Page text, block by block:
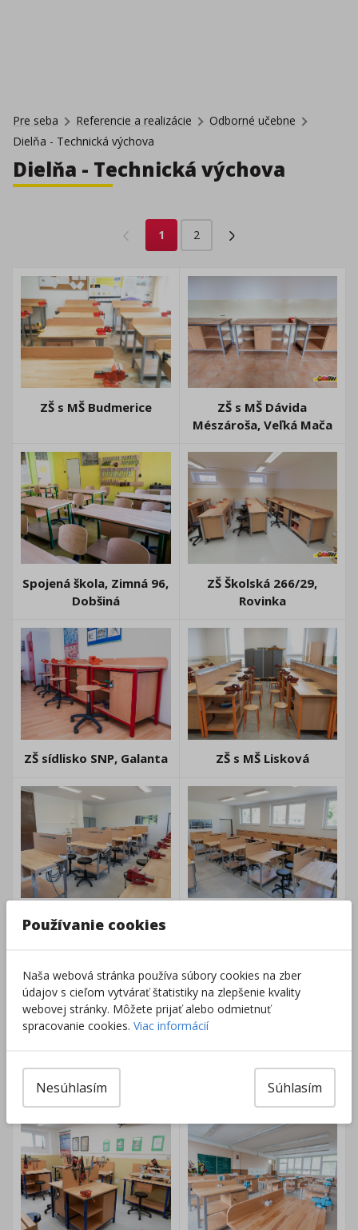
Pre seba Referencie a realizácie
Odborné učebne
Dielňa - Technická výchova
Dielňa - Technická výchova
1 2
ZŠ s MŠ Budmerice
ZŠ s MŠ Dávida
Mészároša, Veľká Mača
Spojená škola, Zimná 96,
Dobšiná
ZŠ Školská 266/29,
Rovinka
ZŠ sídlisko SNP, Galanta ZŠ s MŠ Lisková
ZŠ s MŠ Záriečie
ZŠ Sama Chalupku,
Prievidza
ZŠ s MŠ MPČĽ 35, Brezno
Používanie cookies
Naša webová stránka používa súbory cookies na zber
údajov s cieľom vytvárať štatistiky na zlepšenie kvality
webovej stránky. Môžete prijať alebo odmietnuť
spracovanie cookies. Viac informácií
Súhlasím
Nesúhlasím